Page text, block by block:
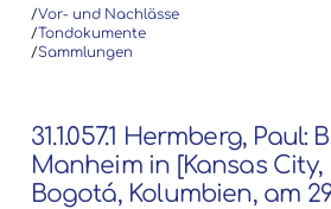
/Vor- und Nachlässe
/Tondokumente
/Sammlungen
31.1.057.1 Hermberg, Paul:
Manheim in [Kansas City,
Bogotá, Kolumbien, am